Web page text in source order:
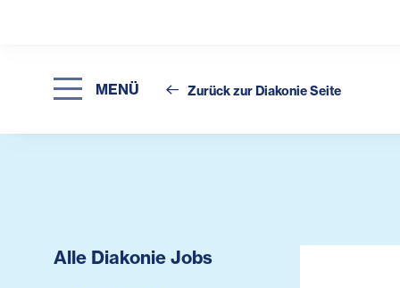
MENÜ Zurück zur Diakonie Seite
Alle Diakonie Jobs